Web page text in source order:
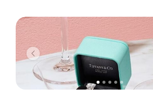
Previous